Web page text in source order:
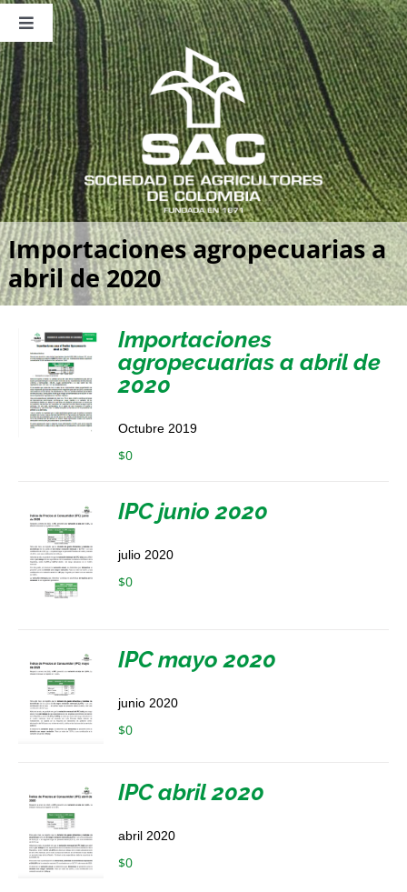
Saltar
contenido
Toggle
Navigation
Nosotros
Publicaciones
Sala de Prensa
Eventos
Importaciones agropecuarias a
abril de 2020
Importaciones
agropecuarias a abril de
2020
Octubre 2019
$0
IPC junio 2020
julio 2020
$0
IPC mayo 2020
junio 2020
$0
IPC abril 2020
abril 2020
$0